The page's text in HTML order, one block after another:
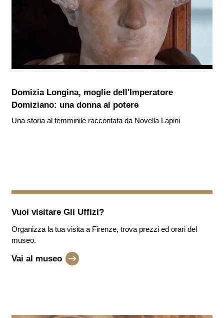
Domizia Longina, moglie dell'Imperatore
Domiziano: una donna al potere
Una storia al femminile raccontata da Novella Lapini
Vuoi visitare Gli Uffizi?
Organizza la tua visita a Firenze, trova prezzi ed orari del
museo.
Vai al museo